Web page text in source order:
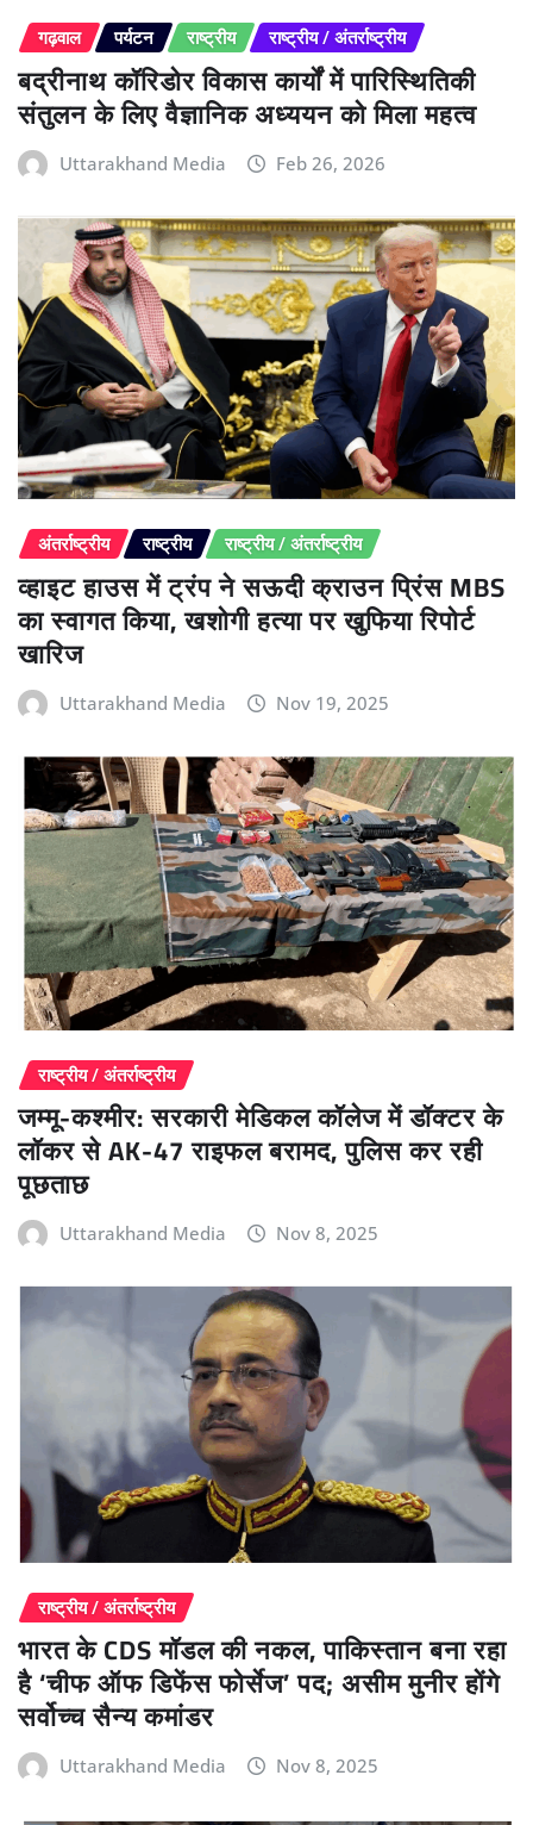
गढ़वाल पर्यटन राष्ट्रीय राष्ट्रीय / अंतर्राष्ट्रीय
बद्रीनाथ कॉरिडोर विकास कार्यों में पारिस्थितिकी
संतुलन के लिए वैज्ञानिक अध्ययन को मिला महत्व
Uttarakhand Media Feb 26, 2026
अंतर्राष्ट्रीय राष्ट्रीय राष्ट्रीय / अंतर्राष्ट्रीय
व्हाइट हाउस में ट्रंप ने सऊदी क्राउन प्रिंस MBS
का स्वागत किया, खशोगी हत्या पर खुफिया रिपोर्ट
खारिज
Uttarakhand Media Nov 19, 2025
राष्ट्रीय / अंतर्राष्ट्रीय
जम्मू-कश्मीर: सरकारी मेडिकल कॉलेज में डॉक्टर के
लॉकर से AK-47 राइफल बरामद, पुलिस कर रही
पूछताछ
Uttarakhand Media Nov 8, 2025
राष्ट्रीय / अंतर्राष्ट्रीय
भारत के CDS मॉडल की नकल, पाकिस्तान बना रहा
है ‘चीफ ऑफ डिफेंस फोर्सेज’ पद; असीम मुनीर होंगे
सर्वोच्च सैन्य कमांडर
Uttarakhand Media Nov 8, 2025